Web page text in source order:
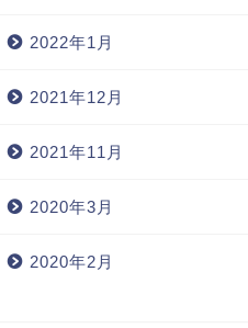
2022年1月
2021年12月
2021年11月
2020年3月
2020年2月